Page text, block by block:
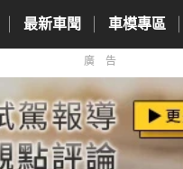
最新車聞 車模專區
廣告